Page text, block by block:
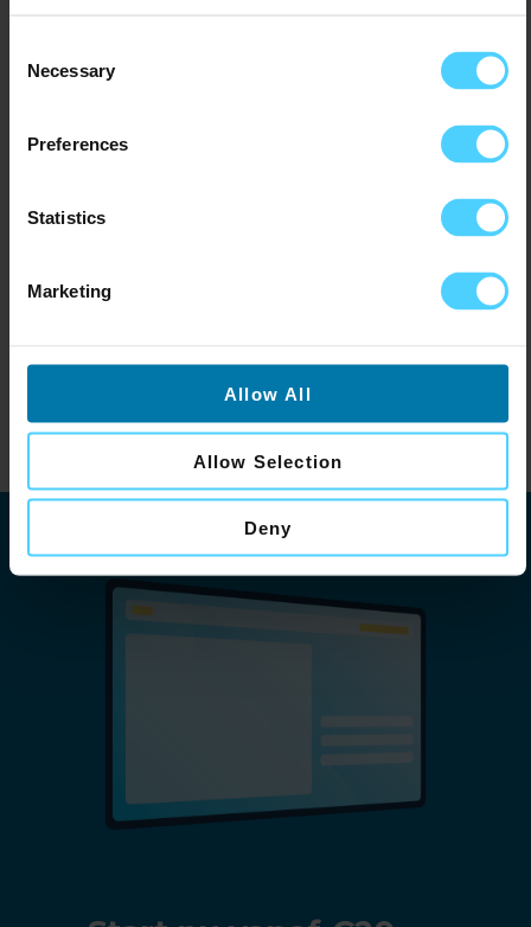
Selection
Necessary
Preferences
Statistics
Marketing
Allow All
Allow Selection
Deny
plan je eenvoudig je content vooruit. Of